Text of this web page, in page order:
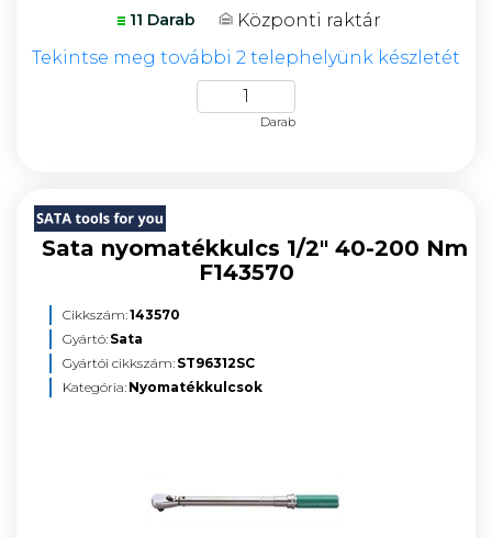
11 Darab
Központi raktár
Tekintse meg további 2 telephelyünk készletét
Darab
Sata nyomatékkulcs 1/2" 40-200 Nm
F143570
Cikkszám:143570
Gyártó: Sata
Gyártói cikkszám: ST96312SC
Kategória: Nyomatékkulcsok